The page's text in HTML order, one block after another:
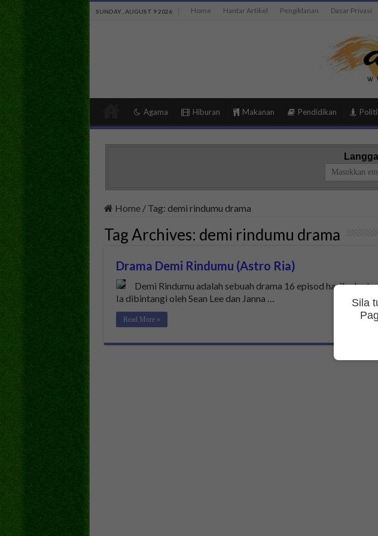
SUNDAY , AUGUST 9 2026 Home Hantar Artikel Pengiklanan Dasar Privasi
Agama Hiburan Makanan Pendidikan
Home / Tag: demi rindumu drama
Tag Archives: demi rindumu drama
Drama Demi Rindumu (Astro Ria)
Demi Rindumu adalah sebuah drama 16 episod hasil
Ia dibintangi oleh Sean Lee dan Janna …
Read More »
Sila